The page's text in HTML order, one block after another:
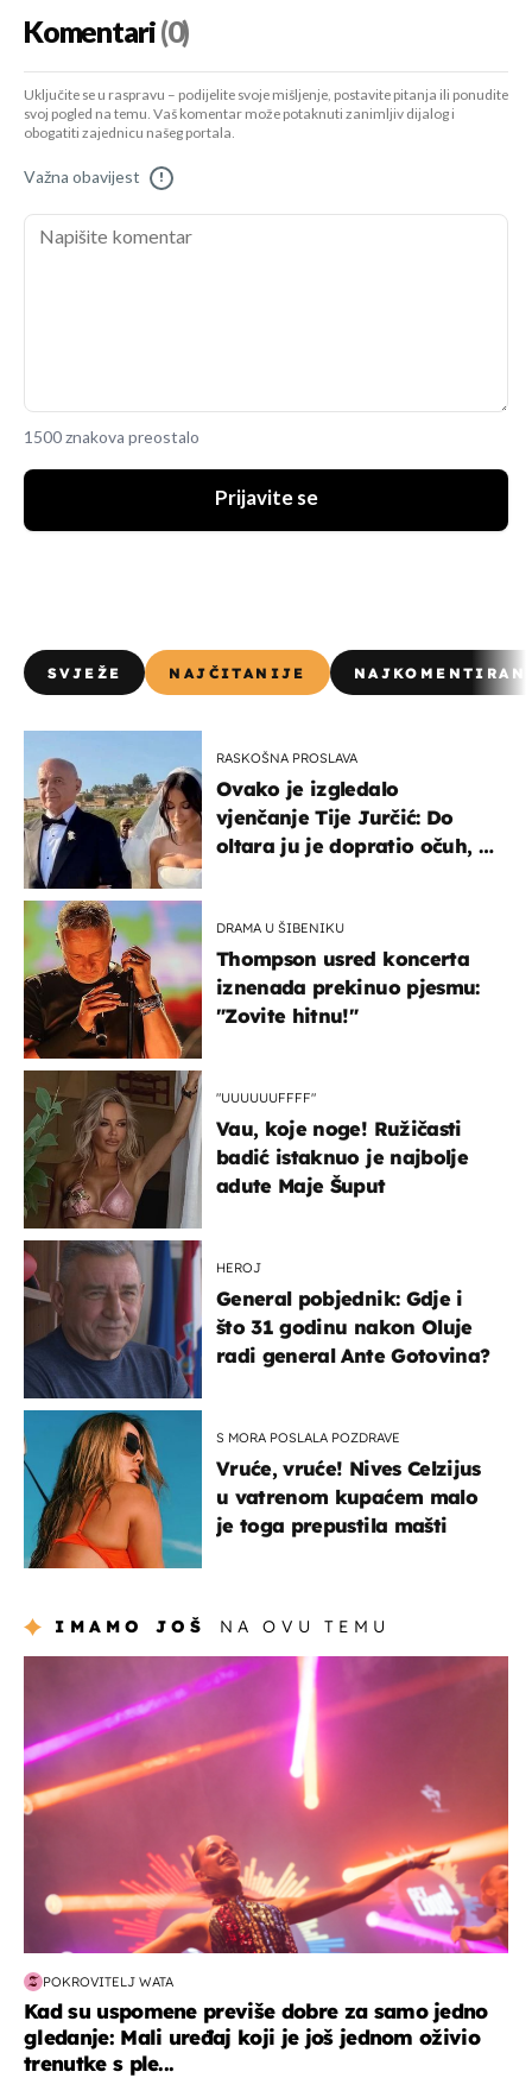
Komentari(0)
Uključite se u raspravu – podijelite svoje mišljenje, postavite pitanja ili ponudite
svoj pogled na temu. Vaš komentar može potaknuti zanimljiv dijalog i
obogatiti zajednicu našeg portala.
Važna obavijest !
1500 znakova preostalo
Prijavite se
SVJEŽE NAJČITANIJE
RASKOŠNA PROSLAVA
Ovako je izgledalo
vjenčanje Tije Jurčić: Do
oltara ju je dopratio očuh, a
DRAMA U ŠIBENIKU
Thompson usred koncerta
iznenada prekinuo pjesmu:
"Zovite hitnu!"
"UUUUUUFFFF"
Vau, koje noge! Ružičasti
badić istaknuo je najbolje
adute Maje Šuput
HEROJ
General pobjednik: Gdje i
što 31 godinu nakon Oluje
radi general Ante Gotovina?
S MORA POSLALA POZDRAVE
Vruće, vruće! Nives Celzijus
u vatrenom kupaćem malo
je toga prepustila mašti
IMAMO JOŠ NA OVU TEMU
POKROVITELJ WATA
Kad su uspomene previše dobre za samo jedno
gledanje: Mali uređaj koji je još jednom oživio
trenutke s ple...